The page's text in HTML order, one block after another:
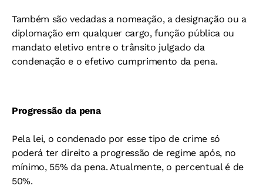
Também são vedadas a nomeação, a designação ou a
diplomação em qualquer cargo, função pública ou
mandato eletivo entre o trânsito julgado da
condenação e o efetivo cumprimento da pena.
Progressão da pena
Pela lei, o condenado por esse tipo de crime só
poderá ter direito a progressão de regime após, no
mínimo, 55% da pena. Atualmente, o percentual é de
50%.